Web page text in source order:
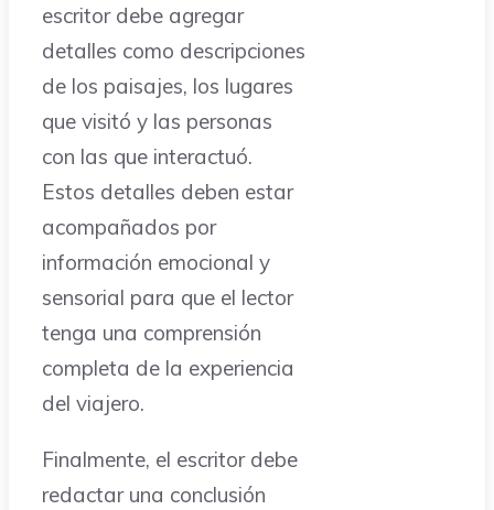
escritor debe agregar
detalles como descripciones
de los paisajes, los lugares
que visitó y las personas
con las que interactuó.
Estos detalles deben estar
acompañados por
información emocional y
sensorial para que el lector
tenga una comprensión
completa de la experiencia
del viajero.
Finalmente, el escritor debe
redactar una conclusión